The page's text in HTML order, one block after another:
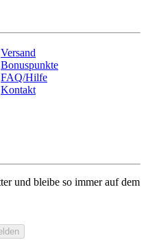
Versand
Bonuspunkte
FAQ/Hilfe
Kontakt
und bleibe so immer auf dem